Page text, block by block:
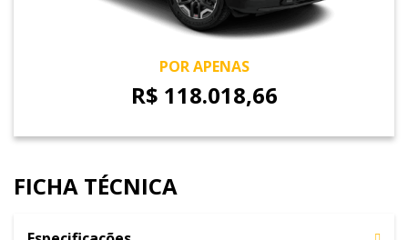
POR APENAS
R$ 118.018,66
FICHA TÉCNICA